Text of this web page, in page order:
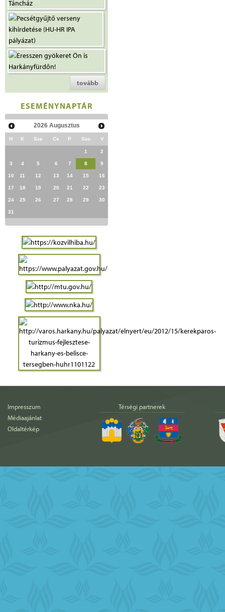
tovább
ESEMÉNYNAPTÁR
2026 Augusztus
H K Sze Cs P Szo V
1 2
3 4 5 6 7 8 9
10 11 12 13 14 15 16
17 18 19 20 21 22 23
24 25 26 27 28 29 30
31
Impresszum
Médiaajánlat
Oldaltérkép
Térségi partnerek